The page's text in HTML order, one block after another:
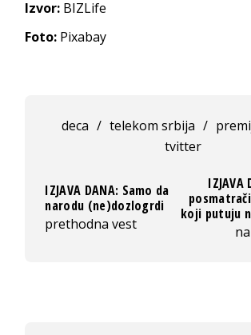
Izvor: BIZLife
Foto: Pixabay
deca / telekom srbija /
tvitter
IZJAVA DANA: Samo da
narodu (ne)dozlogrdi
prethodna vest
IZJAVA
koji putuju